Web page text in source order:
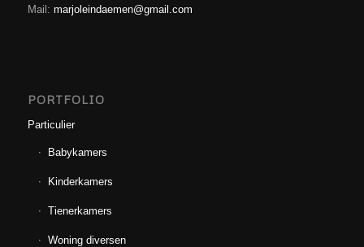
Mail: marjoleindaemen@gmail.com
PORTFOLIO
Particulier
Babykamers
Kinderkamers
Tienerkamers
Woning diversen